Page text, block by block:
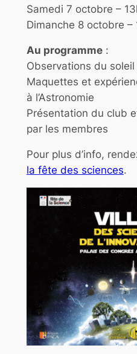
Samedi 7 octobre –
Dimanche 8 octobre –
Au programme:
Observations du
Maquettes et
à l’Astronomie
Présentation du club
par les membres
Pour plus d’info,
la fête des sciences.